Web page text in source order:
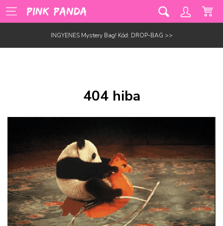
INGYENES Mystery Bag! Kód: DROP-BAG >>
404 hiba